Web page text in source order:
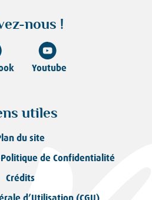
nous !
Youtube
utiles
du site
de Confidentialité
Crédits